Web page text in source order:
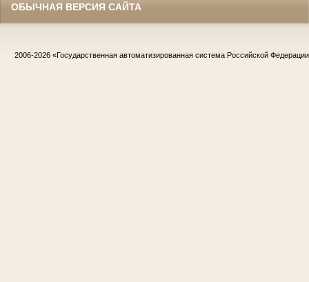
ОБЫЧНАЯ ВЕРСИЯ САЙТА
2006-2026 «Государственная автоматизированная система Российской